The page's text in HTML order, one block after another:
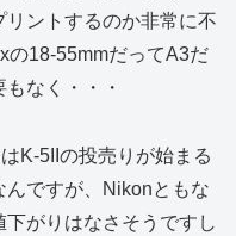
ントするのか非常に不
の18-55mmだってA3だ
なく・・・
K-5IIの投売りが始まる
んですが、Nikonともな
がりはなさそうですし